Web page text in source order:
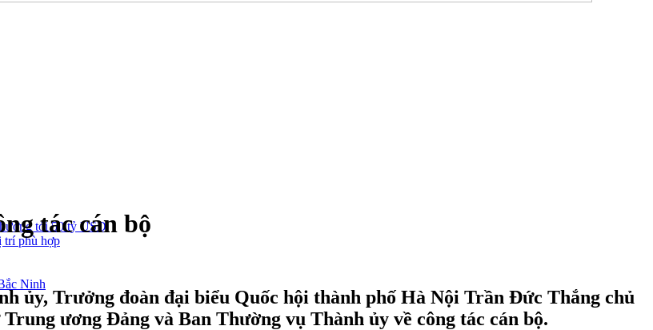
tới 50 tỷ USD
trí phù hợp
Ninh
tác cán bộ
ủy, Trưởng đoàn đại biểu Quốc hội thành phố Hà Nội Trần Đức Thắng chủ
ương Đảng và Ban Thường vụ Thành ủy về công tác cán bộ.